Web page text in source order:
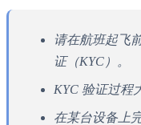
请在航班起飞
证（KYC）。
KYC 验证过程
在某台设备上